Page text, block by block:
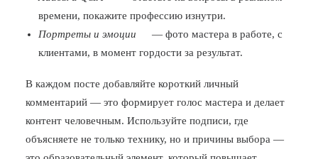
времени, покажите профессию изнутри.
Портреты и эмоции
— фото мастера в работе, с
клиентами, в момент гордости за результат.
В каждом посте добавляйте короткий личный
комментарий — это формирует голос мастера и делает
контент человечным. Используйте подписи, где
объясняете не только технику, но и причины выбора —